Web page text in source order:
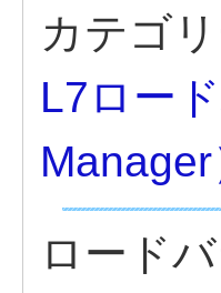
カテゴリ
L7ロー
ロード